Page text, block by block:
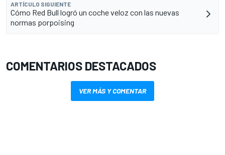
ARTÍCULO SIGUIENTE
Cómo Red Bull logró un coche veloz con las nuevas
normas porpoising
COMENTARIOS DESTACADOS
VER MÁS Y COMENTAR